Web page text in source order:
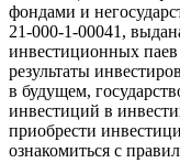
фондами и
21-000-1-00041,
инвестиционных паев
результаты
в будущем,
инвестиций в
приобрести
ознакомиться с